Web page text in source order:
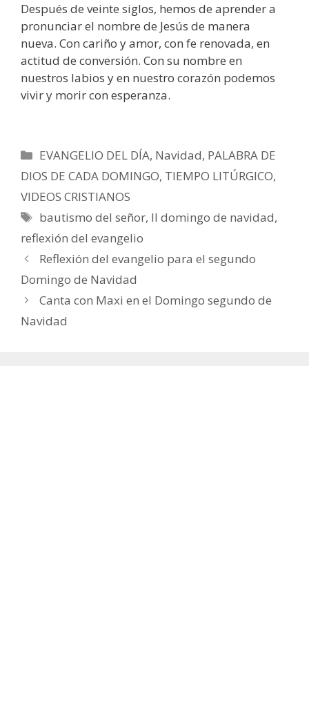
Después de veinte siglos, hemos de aprender a
pronunciar el nombre de Jesús de manera
nueva. Con cariño y amor, con fe renovada, en
actitud de conversión. Con su nombre en
nuestros labios y en nuestro corazón podemos
vivir y morir con esperanza.
Categorías
EVANGELIO DEL DÍA, Navidad, PALABRA DE
DIOS DE CADA DOMINGO, TIEMPO LITÚRGICO,
VIDEOS CRISTIANOS
Etiquetas
bautismo del señor, II domingo de navidad,
reflexión del evangelio
Reflexión del evangelio para el segundo
Domingo de Navidad
Canta con Maxi en el Domingo segundo de
Navidad